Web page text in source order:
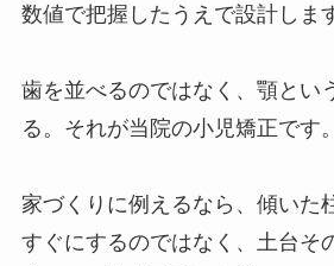
数値で把握したうえで設計しま
歯を並べるのではなく、顎とい
る。それが当院の小児矯正です。
家づくりに例えるなら、傾いた
すぐにするのではなく、土台そ